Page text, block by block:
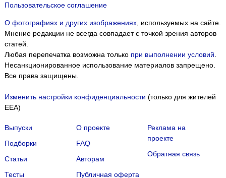
Пользовательское соглашение
О фотографиях и других изображениях, используемых на сайте.
Мнение редакции не всегда совпадает с точкой зрения авторов
статей.
Любая перепечатка возможна только при выполнении условий
Несанкционированное использование материалов запрещено.
Все права защищены.
Изменить настройки конфиденциальности (только для жителей
EEA)
Выпуски
Подборки
Статьи
Тесты
О проекте
FAQ
Авторам
Публичная оферта
Реклама на
проекте
Обратная связь